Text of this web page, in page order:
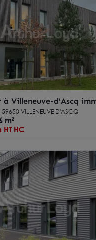
à Villeneuve-d'Ascq
consommation
59650 VILLENEUVE D'ASCQ
m²
HC